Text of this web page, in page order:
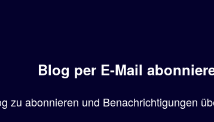
Blog per E-Mail
zu abonnieren und Benachrichtigungen